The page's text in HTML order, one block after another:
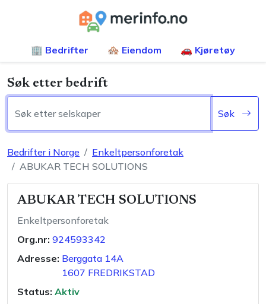
🏢 Bedrifter 🏘️ Eiendom 🚗 Kjøretøy
Søk etter bedrift
Søk
Bedrifter i Norge
Enkeltpersonforetak
ABUKAR TECH SOLUTIONS
ABUKAR TECH SOLUTIONS
Enkeltpersonforetak
Org.nr: 924593342
Adresse: Berggata 14A
1607 FREDRIKSTAD
Status: Aktiv